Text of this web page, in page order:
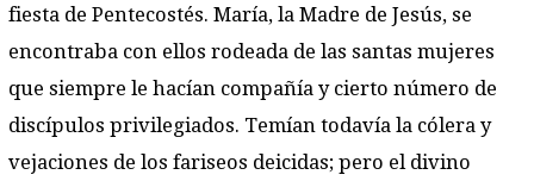
fiesta de Pentecostés. María, la Madre de Jesús, se
encontraba con ellos rodeada de las santas mujeres
que siempre le hacían compañía y cierto número de
discípulos privilegiados. Temían todavía la cólera y
vejaciones de los fariseos deicidas; pero el divino